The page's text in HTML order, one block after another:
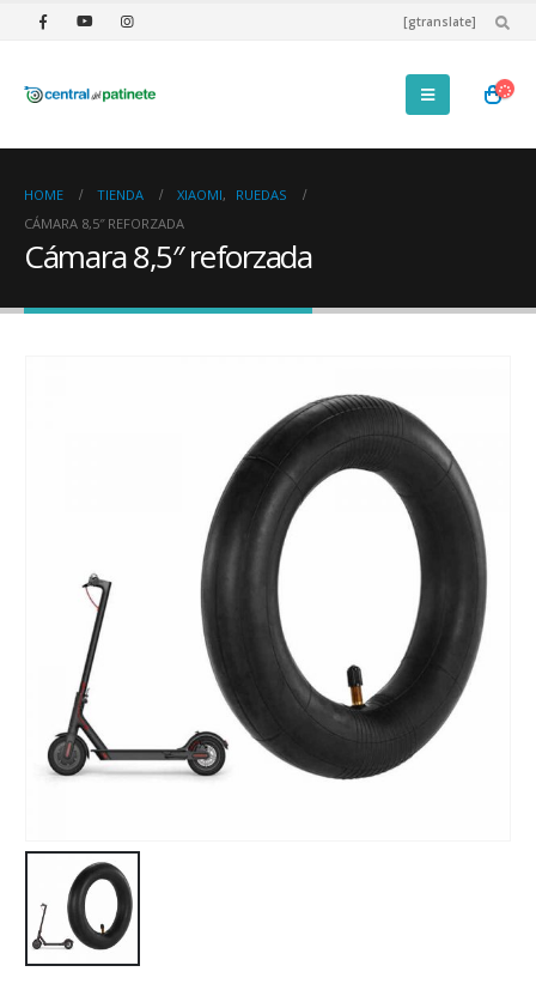
[gtranslate]
HOME TIENDA XIAOMI,
RUEDAS
CÁMARA 8,5″ REFORZADA
Cámara 8,5″ reforzada